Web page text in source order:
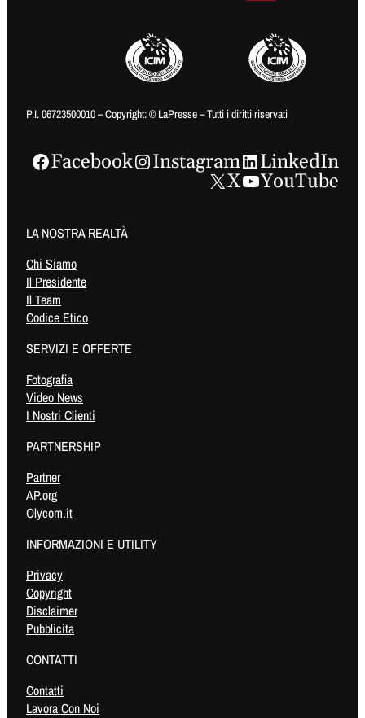
P.I. 06723500010 – Copyright: © LaPresse – Tutti i diritti riservati
Facebook Instagram
LinkedIn
X
YouTube
LA NOSTRA REALTÀ
Chi Siamo
Il Presidente
Il Team
Codice Etico
SERVIZI E OFFERTE
Fotografia
Video News
I Nostri Clienti
PARTNERSHIP
Partner
AP.org
Olycom.it
INFORMAZIONI E UTILITY
Privacy
Copyright
Disclaimer
Pubblicita
CONTATTI
Contatti
Lavora Con Noi